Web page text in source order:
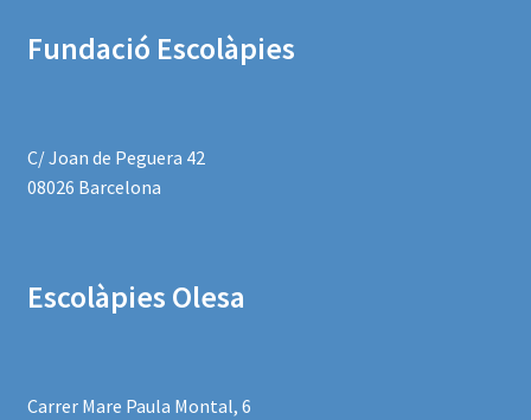
Fundació Escolàpies
C/ Joan de Peguera 42
08026 Barcelona
Escolàpies Olesa
Carrer Mare Paula Montal, 6